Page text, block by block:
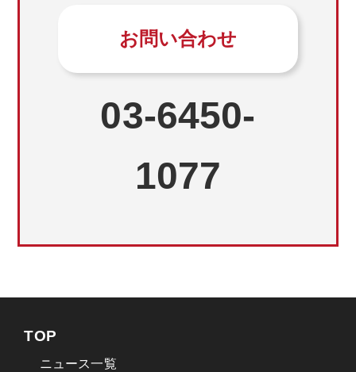
お問い合わせ
03-6450-
1077
TOP
ニュース一覧